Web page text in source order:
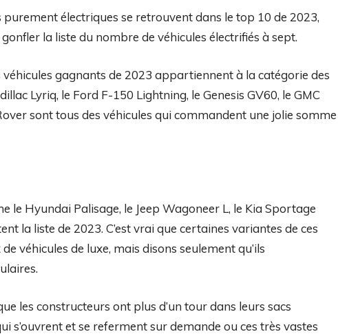
purement électriques se retrouvent dans le top 10 de 2023,
la liste du nombre de véhicules électrifiés à sept.
gagnants de 2023 appartiennent à la catégorie des
Lyriq, le Ford F-150 Lightning, le Genesis GV60, le GMC
sont tous des véhicules qui commandent une jolie somme
le Hyundai Palisage, le Jeep Wagoneer L, le Kia Sportage
la liste de 2023. C’est vrai que certaines variantes de ces
véhicules de luxe, mais disons seulement qu’ils
les constructeurs ont plus d’un tour dans leurs sacs
s’ouvrent et se referment sur demande ou ces très vastes